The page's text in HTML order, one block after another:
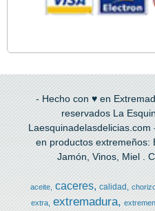
- Hecho con ♥ en
reservados La
en productos extremeños:
Jamón, Vinos, Miel .
aceite caceres calidad
extra
extremadura